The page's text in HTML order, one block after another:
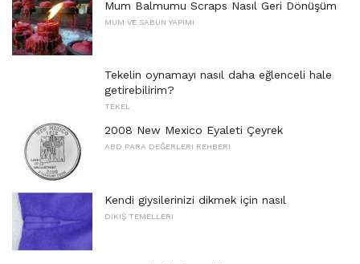
Mum Balmumu Scraps Nasıl Geri Dönüşüm
MUM VE SABUN YAPIMI
Tekelin oynamayı nasıl daha eğlenceli hale
getirebilirim?
TEKEL
2008 New Mexico Eyaleti Çeyrek
ABD PARA DEĞERLERI REHBERI
Kendi giysilerinizi dikmek için nasıl
DIKIŞ TEMELLERI